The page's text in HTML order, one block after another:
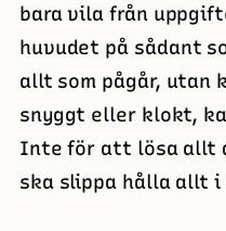
bara vila från
huvudet på sådant
allt som pågår, utan
snyggt eller klokt,
Inte för att lösa allt
ska slippa hålla allt